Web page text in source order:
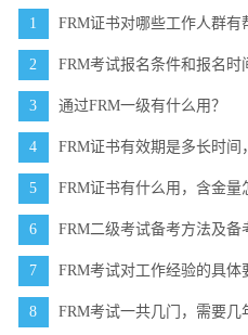
1 FRM证书对哪些工作人群有
2 FRM考试报名条件和报名时
3 通过FRM一级有什么用？
4 FRM证书有效期是多长时间
5 FRM证书有什么用，含金量
6 FRM二级考试备考方法及备
7 FRM考试对工作经验的具体
8 FRM考试一共几门，需要几